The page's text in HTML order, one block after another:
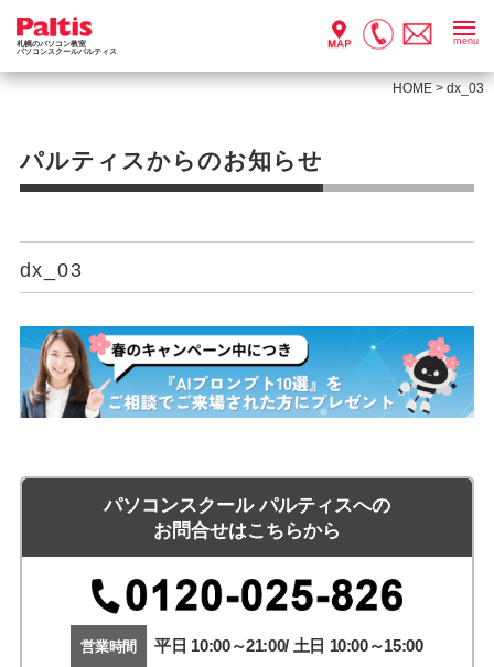
札幌のパソコン教室
パソコンスクールパルティス
menu
HOME >dx_03
パルティスからのお知らせ
dx_03
パソコンスクール パルティスへの
お問合せはこちらから
営業時間 平日 10:00～21:00/ 土日 10:00～15:00